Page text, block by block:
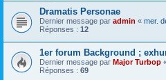
Dramatis Personae
Dernier message par admin « mer.
Réponses : 12
1er forum Background ;
Dernier message par Major Turbop
Réponses : 69